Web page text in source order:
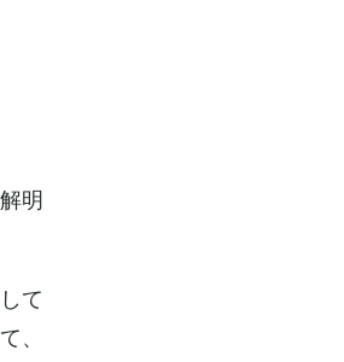
明
て
、